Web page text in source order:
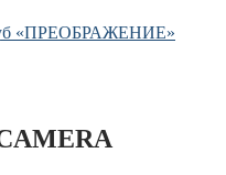
«ПРЕОБРАЖЕНИЕ»